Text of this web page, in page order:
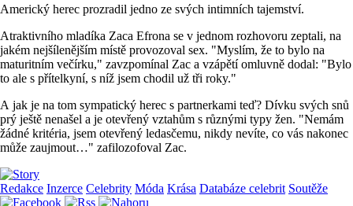
Americký herec prozradil jedno ze svých intimních tajemství.
Atraktivního mladíka Zaca Efrona se v jednom rozhovoru zeptali, na
jakém nejšílenějším místě provozoval sex. "Myslím, že to bylo na
maturitním večírku," zavzpomínal Zac a vzápětí omluvně dodal: "Bylo
to ale s přítelkyní, s níž jsem chodil už tři roky."
A jak je na tom sympatický herec s partnerkami teď? Dívku svých snů
prý ještě nenašel a je otevřený vztahům s různými typy žen. "Nemám
žádné kritéria, jsem otevřený ledasčemu, nikdy nevíte, co vás nakonec
může zaujmout…" zafilozofoval Zac.
Redakce Inzerce Celebrity Móda Krása Databáze celebrit Soutěže